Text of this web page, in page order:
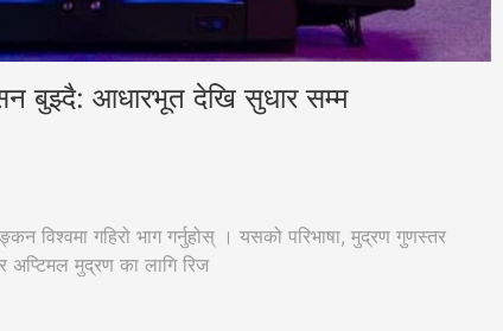
बुझ्दै: आधारभूत देखि सुधार सम्म
विश्वमा गहिरो भाग गर्नुहोस् । यसको परिभाषा, मुद्रण गुणस्तर
अप्टिमल मुद्रण का लागि रिज